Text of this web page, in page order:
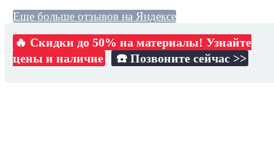
Еще больше отзывов на Яндексе
🔥 Скидки до 50% на материалы! Узнайте
цены и наличие
☎️ Позвоните сейчас >>